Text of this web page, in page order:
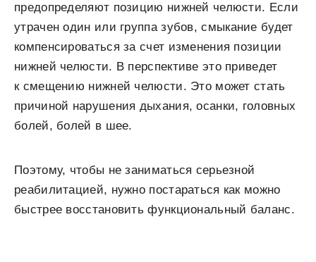
предопределяют позицию нижней челюсти. Если
утрачен один или группа зубов, смыкание будет
компенсироваться за счет изменения позиции
нижней челюсти. В перспективе это приведет
к смещению нижней челюсти. Это может стать
причиной нарушения дыхания, осанки, головных
болей, болей в шее.
Поэтому, чтобы не заниматься серьезной
реабилитацией, нужно постараться как можно
быстрее восстановить функциональный баланс.